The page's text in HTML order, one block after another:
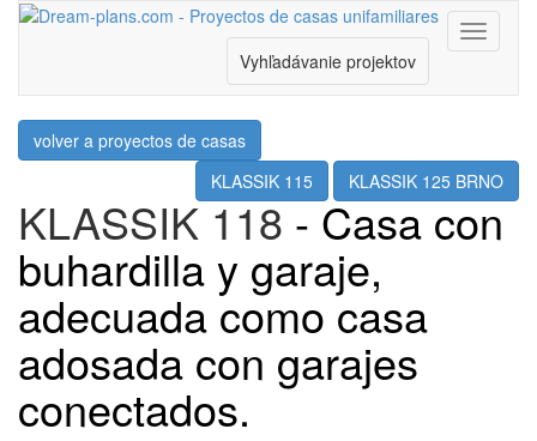
Menu
Vyhľadávanie projektov
volver a proyectos de casas
KLASSIK 115
KLASSIK 125 BRNO
KLASSIK 118- Casa con
buhardilla y garaje,
adecuada como casa
adosada con garajes
conectados.